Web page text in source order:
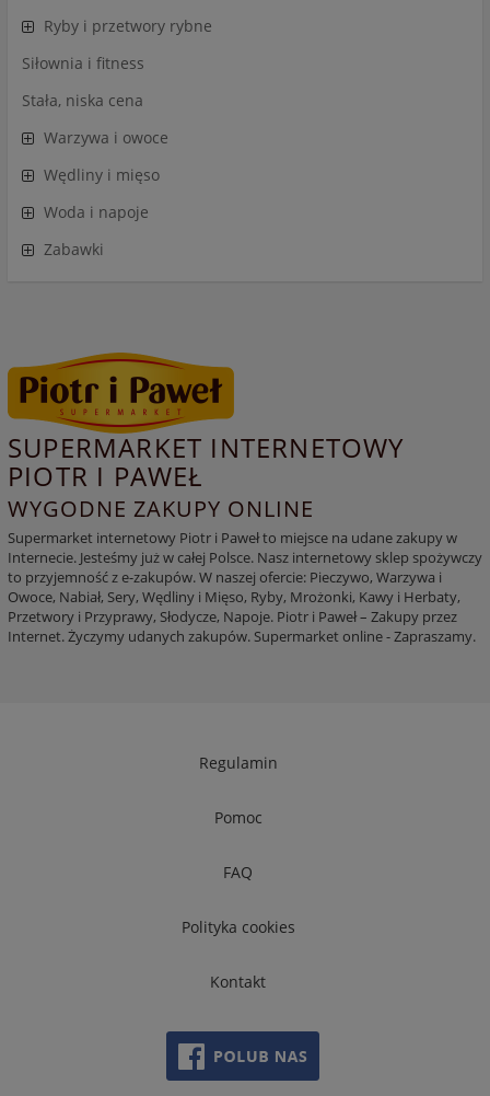
Ryby i przetwory rybne
Siłownia i fitness
Stała, niska cena
Warzywa i owoce
Wędliny i mięso
Woda i napoje
Zabawki
SUPERMARKET INTERNETOWY
PIOTR I PAWEŁ
WYGODNE ZAKUPY ONLINE
Supermarket internetowy Piotr i Paweł to miejsce na udane zakupy w
Internecie. Jesteśmy już w całej Polsce. Nasz internetowy sklep spożywczy
to przyjemność z e-zakupów. W naszej ofercie: Pieczywo, Warzywa i
Owoce, Nabiał, Sery, Wędliny i Mięso, Ryby, Mrożonki, Kawy i Herbaty,
Przetwory i Przyprawy, Słodycze, Napoje. Piotr i Paweł – Zakupy przez
Internet. Życzymy udanych zakupów. Supermarket online - Zapraszamy.
Regulamin
Pomoc
FAQ
Polityka cookies
Kontakt